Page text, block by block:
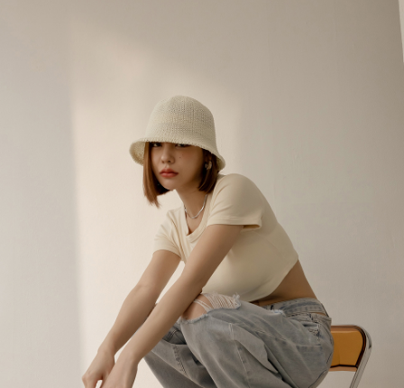
mengesahkan pembayaran, transaksi akan selesai.
3. Jumlah kelulusan sebenar, bilangan ansuran dan jumlah bayaran
adalah berdasarkan halaman pengesahan transaksi seterusnya.
4. Dalam masa 30 minit selepas pesanan ditubuhkan, jika tidak pergi
untuk mengesahkan transaksi atau jika tidak lulus semakan, pesanan
akan dibatalkan secara automatik. Jika terdapat situasi "pindah untuk
semakan khusus" yang tidak lulus, ini menunjukkan bahawa sistem
penilaian tidak mencukupi, tiada penjelasan mengenai kandungan
【Penerangan Kaedah Pembayaran】
1. Pembayaran ansuran tidak digabungkan dalam bil telekomunikasi,
"Pembayaran Ansuran Gogo" akan menghantar SMS peringatan
pembayaran selepas tarikh penyelesaian bulanan.
2. Melalui pautan SMS untuk membuka bil, anda boleh memilih untuk
membayar melalui "Kod bar kedai serbaneka / Kedai rasmi Taiwan
Mobile / Pemindahan bank / Pembayaran J街口 / iPASS MONEY" dan